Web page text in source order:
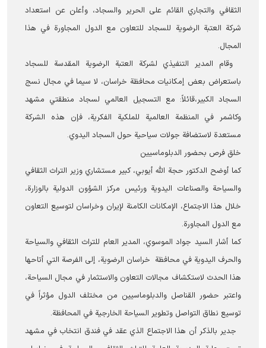
الثقافي والتجاري القائم على الحرير والسجاد، وأعلن عن استعداد
شركة العتبة الرضوية للسجاد للتعاون مع الدول المجاورة في هذا
المجال.
وقام المدير التنفيذي لشركة العتبة الرضوية المقدسة للسجاد
باستعراض بعض إمكانيات محافظة خراسان، لا سيما في مجال نسج
السجاد الكبير،قائلاً: مع التسجيل العالمي لسجاد منطقتي مشهد
وكاشمر في المنظمة العالمية للملكية الفكرية، فإن هذه الشركة
مستعدة لاستضافة جولات سياحية حول السجاد اليدوي.
خلق فرص بحضور الدبلوماسيين
كما أوضح الدكتور حجة الله أيوبي، كبير مستشاري وزير التراث الثقافي
والسياحة والصناعات اليدوية ورئيس مركز الشؤون الدولية بالوزارة،
خلال هذا الاجتماع، الإمكانات الكامنة لإيران وخراسان لتوسيع التعاون
مع الدول المجاورة.
كما أشار السيد جواد الموسوي، المدير العام للتراث الثقافي والسياحة
والحرف اليدوية في محافظة خراسان الرضوية، إلى الفرصة التي أتاحها
هذا الحدث لاستكشاف مجالات التعاون والاستثمار في مجال السياحة،
واعتبر حضور القناصل والدبلوماسيين من مختلف الدول مؤثراً في
توسيع نطاق التواصل وتطوير السياحة الخارجية في المحافظة.
جدير بالذكر أن هذا الاجتماع الذي عقد في فندق انتخاب في مشهد